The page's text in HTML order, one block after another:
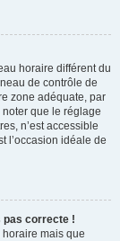
horaire différent du
de contrôle de
zone adéquate, par
que le réglage
n’est accessible
l’occasion idéale de
pas correcte !
horaire mais que